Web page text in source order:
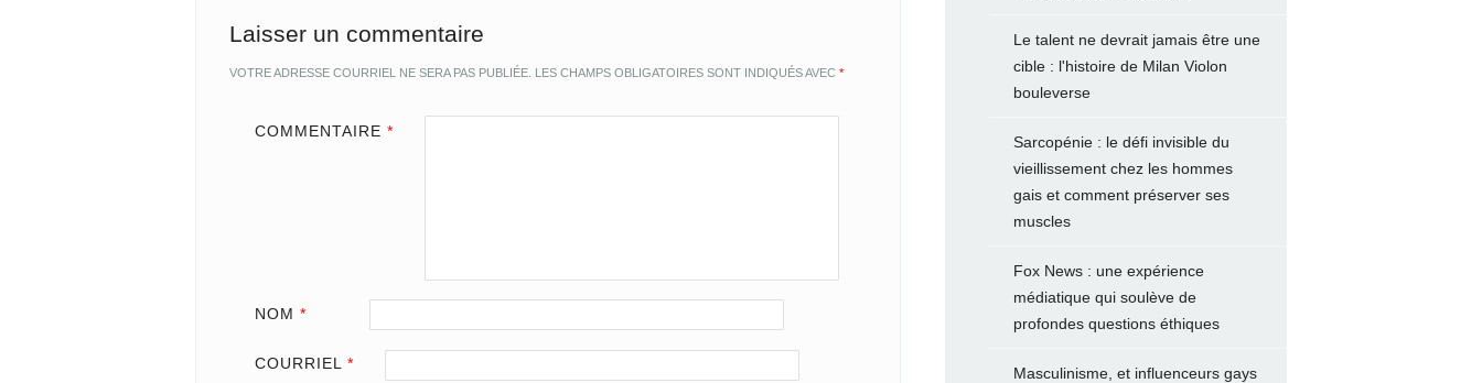
Laisser un commentaire
VOTRE ADRESSE COURRIEL NE SERA PAS PUBLIÉE. LES CHAMPS OBLIGATOIRES SONT INDIQUÉS AVEC *
COMMENTAIRE *
NOM *
COURRIEL *
Le talent ne devrait jamais être une
cible : l'histoire de Milan Violon
bouleverse
Sarcopénie : le défi invisible du
vieillissement chez les hommes
gais et comment préserver ses
muscles
Fox News : une expérience
médiatique qui soulève de
profondes questions éthiques
Masculinisme, et influenceurs gays